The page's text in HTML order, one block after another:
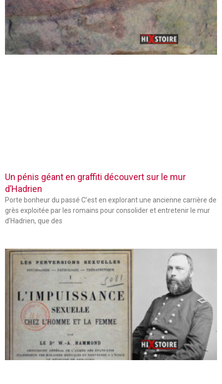
Un pénis géant en graffiti découvert sur le mur
d’Hadrien
Porte bonheur du passé C’est en explorant une ancienne carrière de
grès exploitée par les romains pour consolider et entretenir le mur
d’Hadrien, que des